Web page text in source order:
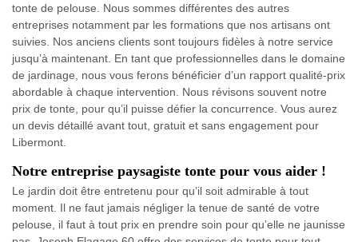
tonte de pelouse. Nous sommes différentes des autres
entreprises notamment par les formations que nos artisans ont
suivies. Nos anciens clients sont toujours fidèles à notre service
jusqu’à maintenant. En tant que professionnelles dans le domaine
de jardinage, nous vous ferons bénéficier d’un rapport qualité-prix
abordable à chaque intervention. Nous révisons souvent notre
prix de tonte, pour qu’il puisse défier la concurrence. Vous aurez
un devis détaillé avant tout, gratuit et sans engagement pour
Libermont.
Notre entreprise paysagiste tonte pour vous aider !
Le jardin doit être entretenu pour qu’il soit admirable à tout
moment. Il ne faut jamais négliger la tenue de santé de votre
pelouse, il faut à tout prix en prendre soin pour qu’elle ne jaunisse